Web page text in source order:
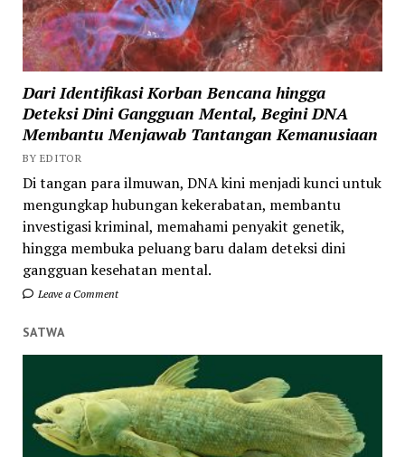
Dari Identifikasi Korban Bencana hingga
Deteksi Dini Gangguan Mental, Begini DNA
Membantu Menjawab Tantangan Kemanusiaan
BY EDITOR
Di tangan para ilmuwan, DNA kini menjadi kunci untuk
mengungkap hubungan kekerabatan, membantu
investigasi kriminal, memahami penyakit genetik,
hingga membuka peluang baru dalam deteksi dini
gangguan kesehatan mental.
Leave a Comment
SATWA